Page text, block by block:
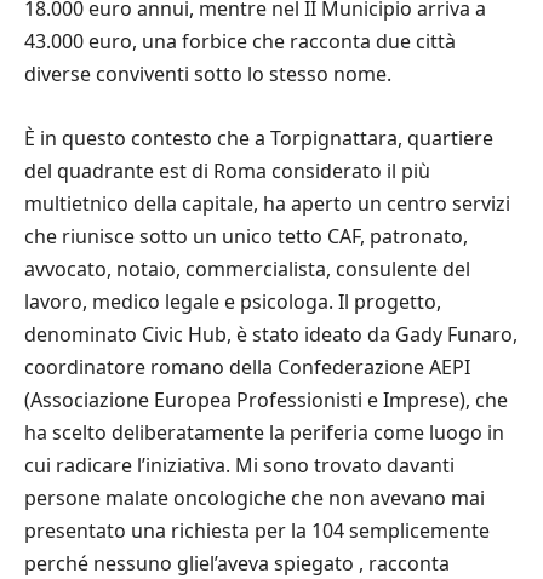
18.000 euro annui, mentre nel II Municipio arriva a
43.000 euro, una forbice che racconta due città
diverse conviventi sotto lo stesso nome.
È in questo contesto che a Torpignattara, quartiere
del quadrante est di Roma considerato il più
multietnico della capitale, ha aperto un centro servizi
che riunisce sotto un unico tetto CAF, patronato,
avvocato, notaio, commercialista, consulente del
lavoro, medico legale e psicologa. Il progetto,
denominato Civic Hub, è stato ideato da Gady Funaro,
coordinatore romano della Confederazione AEPI
(Associazione Europea Professionisti e Imprese), che
ha scelto deliberatamente la periferia come luogo in
cui radicare l’iniziativa. Mi sono trovato davanti
persone malate oncologiche che non avevano mai
presentato una richiesta per la 104 semplicemente
perché nessuno gliel’aveva spiegato , racconta